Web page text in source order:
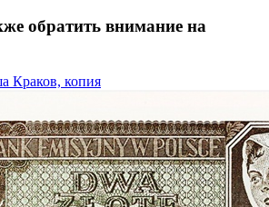
обратить внимание на
Краков, копия